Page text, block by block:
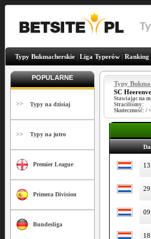
Typy Bukmacherskie Liga Typerów Ranking
POPULARNE
>> Typy na dzisiaj
>> Typy na jutro
Premier League
Primera Division
Bundesliga
Typy
SC
Stawiając na
Straciliśmy:
Skuteczność: / =